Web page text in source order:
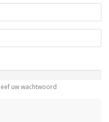
uw wachtwoord